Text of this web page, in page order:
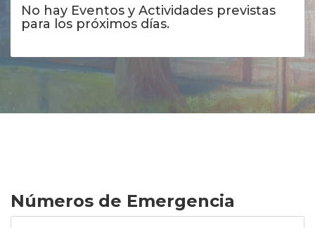
No hay Eventos y Actividades previstas
para los próximos días.
Números de Emergencia